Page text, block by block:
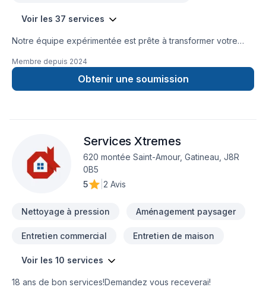
Voir les 37 services
Notre équipe expérimentée est prête à transformer votre
contactant dès aujourd’hui. Nous sommes fiers d’offrir des
services de haute qualité, utilisant les meilleurs matériaux et
techniques, pour garantir votre satisfaction. Profitez de notre
!Google ⭐️⭐️⭐️⭐️⭐️ (63) reviews
Membre depuis 2024
Obtenir une soumission
Services Xtremes
620 montée Saint-Amour, Gatineau, J8R
0B5
5
2 Avis
Nettoyage à pression Aménagement paysager
Entretien commercial Entretien de maison
Voir les 10 services
18 ans de bon services!Demandez vous receverai!